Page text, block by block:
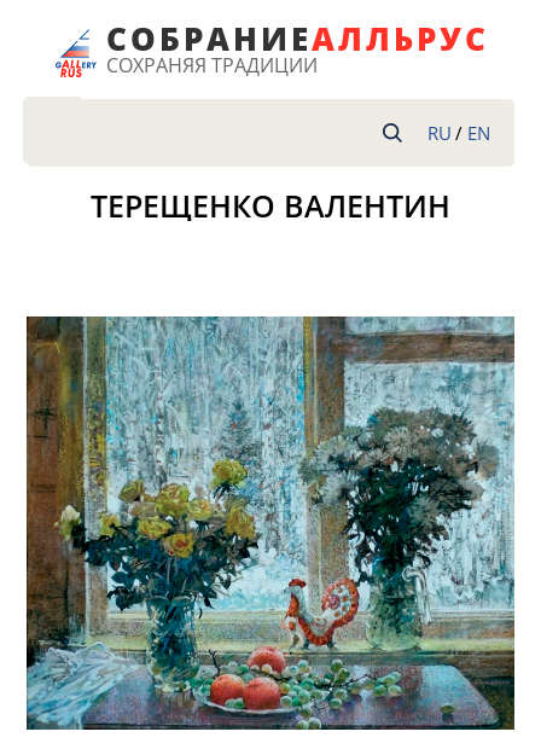
СОБРАНИЕАЛЛЬРУС
СОХРАНЯЯ ТРАДИЦИИ
RU /EN
ТЕРЕЩЕНКО ВАЛЕНТИН